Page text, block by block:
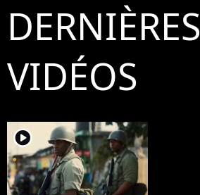
DERNIÈRES
VIDÉOS
player2